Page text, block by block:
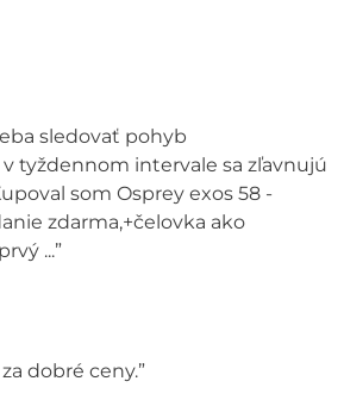
sledovať pohyb
v tyždennom intervale sa zľavnujú
som Osprey exos 58 -
zdarma,+čelovka ako
...”
dobré ceny.”